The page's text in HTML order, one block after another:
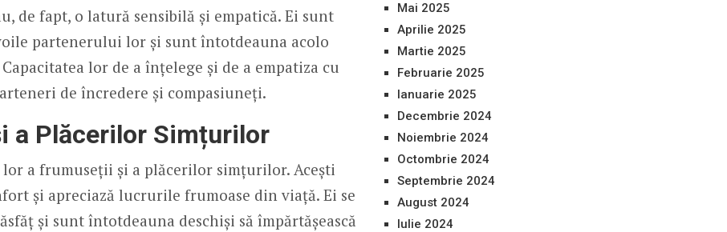
de fapt, o latură sensibilă și empatică. Ei sunt
partenerului lor și sunt întotdeauna acolo
lor de a înțelege și de a empatiza cu
de încredere și compasiuneți.
a Plăcerilor Simțurilor
a frumuseții și a plăcerilor simțurilor. Acești
și apreciază lucrurile frumoase din viață. Ei se
și sunt întotdeauna deschiși să împărtășească
Mai 2025
Aprilie 2025
Martie 2025
Februarie 2025
Ianuarie 2025
Decembrie 2024
Noiembrie 2024
Octombrie 2024
Septembrie 2024
August 2024
Iulie 2024